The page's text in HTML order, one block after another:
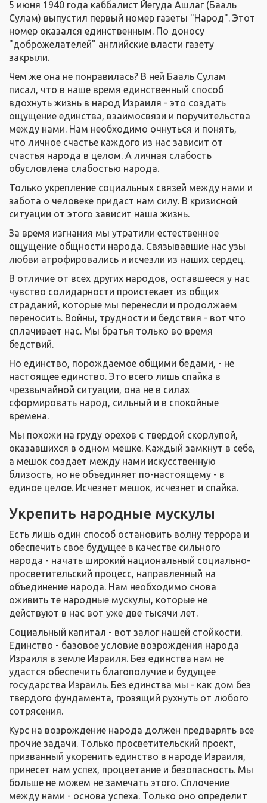
5 июня 1940 года каббалист Йегуда Ашлаг (Бааль
Сулам) выпустил первый номер газеты "Народ". Этот
номер оказался единственным. По доносу
"доброжелателей" английские власти газету
закрыли.
Чем же она не понравилась? В ней Бааль Сулам
писал, что в наше время единственный способ
вдохнуть жизнь в народ Израиля - это создать
ощущение единства, взаимосвязи и поручительства
между нами. Нам необходимо очнуться и понять,
что личное счастье каждого из нас зависит от
счастья народа в целом. А личная слабость
обусловлена слабостью народа.
Только укрепление социальных связей между нами и
забота о человеке придаст нам силу. В кризисной
ситуации от этого зависит наша жизнь.
За время изгнания мы утратили естественное
ощущение общности народа. Связывавшие нас узы
любви атрофировались и исчезли из наших сердец.
В отличие от всех других народов, оставшееся у нас
чувство солидарности проистекает из общих
страданий, которые мы перенесли и продолжаем
переносить. Войны, трудности и бедствия - вот что
сплачивает нас. Мы братья только во время
бедствий.
Но единство, порождаемое общими бедами, - не
настоящее единство. Это всего лишь спайка в
чрезвычайной ситуации, она не в силах
сформировать народ, сильный и в спокойные
времена.
Мы похожи на груду орехов с твердой скорлупой,
оказавшихся в одном мешке. Каждый замкнут в себе,
а мешок создает между нами искусственную
близость, но не объединяет по-настоящему - в
единое целое. Исчезнет мешок, исчезнет и спайка.
Укрепить народные мускулы
Есть лишь один способ остановить волну террора и
обеспечить свое будущее в качестве сильного
народа - начать широкий национальный социально-
просветительский процесс, направленный на
объединение народа. Нам необходимо снова
оживить те народные мускулы, которые не
действуют в нас вот уже две тысячи лет.
Социальный капитал - вот залог нашей стойкости.
Единство - базовое условие возрождения народа
Израиля в земле Израиля. Без единства нам не
удастся обеспечить благополучие и будущее
государства Израиль. Без единства мы - как дом без
твердого фундамента, грозящий рухнуть от любого
сотрясения.
Курс на возрождение народа должен предварять все
прочие задачи. Только просветительский проект,
призванный укоренить единство в народе Израиля,
принесет нам успех, процветание и безопасность. Мы
больше не можем не замечать этого. Сплочение
между нами - основа успеха. Только оно определит